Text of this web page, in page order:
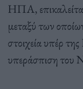
ΗΠΑ,
μεταξύ των
στοιχεία υπέρ
υπεράσπιση του